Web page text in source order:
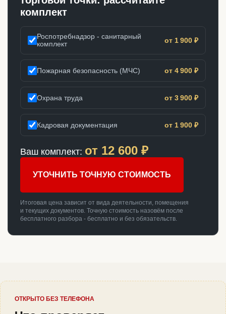
комплект
Роспотребнадзор - санитарный
комплект
от 1 900 ₽
Пожарная безопасность (МЧС) от 4 900 ₽
Охрана труда от 3 900 ₽
Кадровая документация от 1 900 ₽
Ваш комплект: от 12 600 ₽
УТОЧНИТЬ ТОЧНУЮ СТОИМОСТЬ
Итоговая цена зависит от вида деятельности, помещения
и текущих документов. Точную стоимость назовём после
бесплатного разбора - бесплатно и без обязательств.
ОТКРЫТО БЕЗ ТЕЛЕФОНА